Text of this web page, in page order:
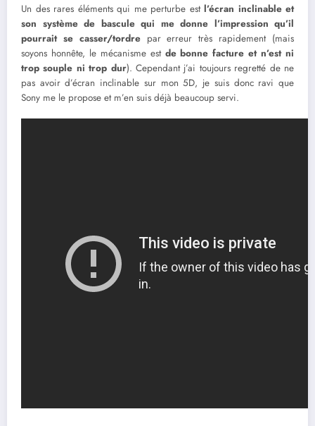
Un des rares éléments qui me perturbe est l’écran inclinable et
son système de bascule qui me donne l’impression qu’il
pourrait se casser/tordrepar erreur très rapidement (mais
soyons honnête, le mécanisme est de bonne facture et n’est ni
trop souple ni trop dur). Cependant j’ai toujours regretté de ne
pas avoir d’écran inclinable sur mon 5D, je suis donc ravi que
Sony me le propose et m’en suis déjà beaucoup servi.